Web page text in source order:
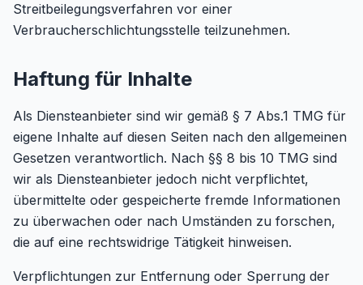
Streitbeilegungsverfahren vor einer
Verbraucherschlichtungsstelle teilzunehmen.
Haftung für Inhalte
Als Diensteanbieter sind wir gemäß § 7 Abs.1 TMG für
eigene Inhalte auf diesen Seiten nach den allgemeinen
Gesetzen verantwortlich. Nach §§ 8 bis 10 TMG sind
wir als Diensteanbieter jedoch nicht verpflichtet,
übermittelte oder gespeicherte fremde Informationen
zu überwachen oder nach Umständen zu forschen,
die auf eine rechtswidrige Tätigkeit hinweisen.
Verpflichtungen zur Entfernung oder Sperrung der